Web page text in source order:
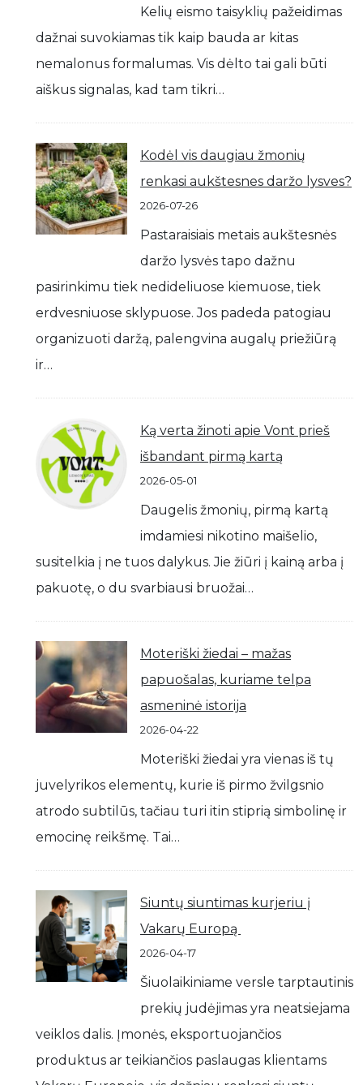
Kelių eismo taisyklių pažeidimas
dažnai suvokiamas tik kaip bauda ar kitas
nemalonus formalumas. Vis dėlto tai gali būti
aiškus signalas, kad tam tikri…
Kodėl vis daugiau žmonių
renkasi aukštesnes daržo lysves?
2026-07-26
Pastaraisiais metais aukštesnės
daržo lysvės tapo dažnu
pasirinkimu tiek nedideliuose kiemuose, tiek
erdvesniuose sklypuose. Jos padeda patogiau
organizuoti daržą, palengvina augalų priežiūrą
ir…
Ką verta žinoti apie Vont prieš
išbandant pirmą kartą
2026-05-01
Daugelis žmonių, pirmą kartą
imdamiesi nikotino maišelio,
susitelkia į ne tuos dalykus. Jie žiūri į kainą arba į
pakuotę, o du svarbiausi bruožai…
Moteriški žiedai – mažas
papuošalas, kuriame telpa
asmeninė istorija
2026-04-22
Moteriški žiedai yra vienas iš tų
juvelyrikos elementų, kurie iš pirmo žvilgsnio
atrodo subtilūs, tačiau turi itin stiprią simbolinę ir
emocinę reikšmę. Tai…
Siuntų siuntimas kurjeriu į
Vakarų Europą
2026-04-17
Šiuolaikiniame versle tarptautinis
prekių judėjimas yra neatsiejama
veiklos dalis. Įmonės, eksportuojančios
produktus ar teikiančios paslaugas klientams